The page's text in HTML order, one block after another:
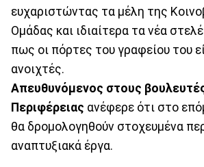
ευχαριστώντας τα μέλη της
Ομάδας και ιδιαίτερα τα νέα
πως οι πόρτες του γραφείου του
ανοιχτές.
Απευθυνόμενος στους
Περιφέρειας ανέφερε ότι στο
θα δρομολογηθούν στοχευμένα
αναπτυξιακά έργα.